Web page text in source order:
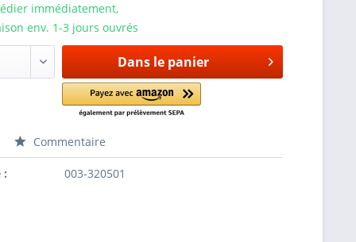
immédiatement,
env. 1-3 jours ouvrés
Dans le panier
Commentaire
: 003-320501